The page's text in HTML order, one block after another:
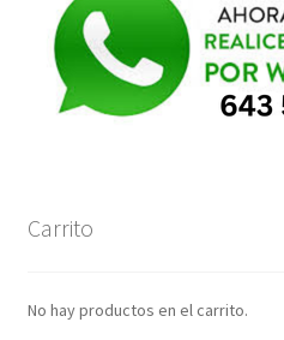
Carrito
No hay productos en el carrito.